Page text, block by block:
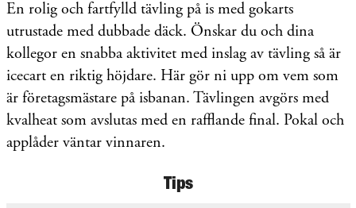
En rolig och fartfylld tävling på is med gokarts
utrustade med dubbade däck. Önskar du och dina
kollegor en snabba aktivitet med inslag av tävling så är
icecart en riktig höjdare. Här gör ni upp om vem som
är företagsmästare på isbanan. Tävlingen avgörs med
kvalheat som avslutas med en rafflande final. Pokal och
applåder väntar vinnaren.
Tips